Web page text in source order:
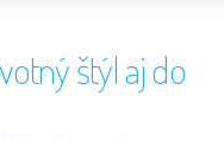
štýl aj do